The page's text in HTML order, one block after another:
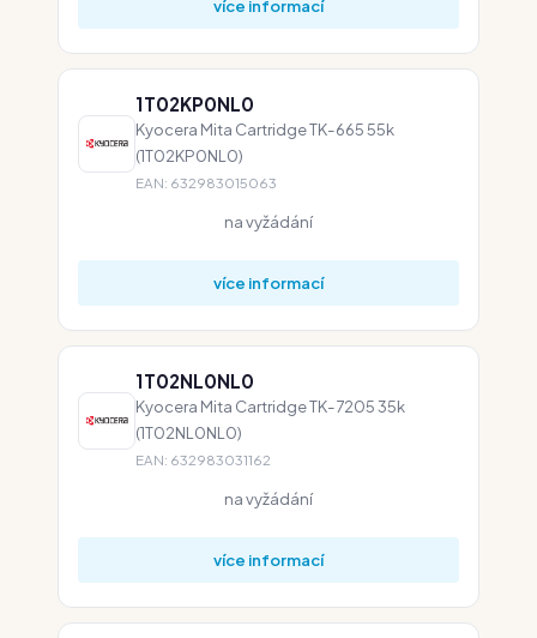
více informací
1T02KP0NL0
Kyocera Mita Cartridge TK-665 55k
(1T02KP0NL0)
EAN: 632983015063
na vyžádání
více informací
1T02NL0NL0
Kyocera Mita Cartridge TK-7205 35k
(1T02NL0NL0)
EAN: 632983031162
na vyžádání
více informací